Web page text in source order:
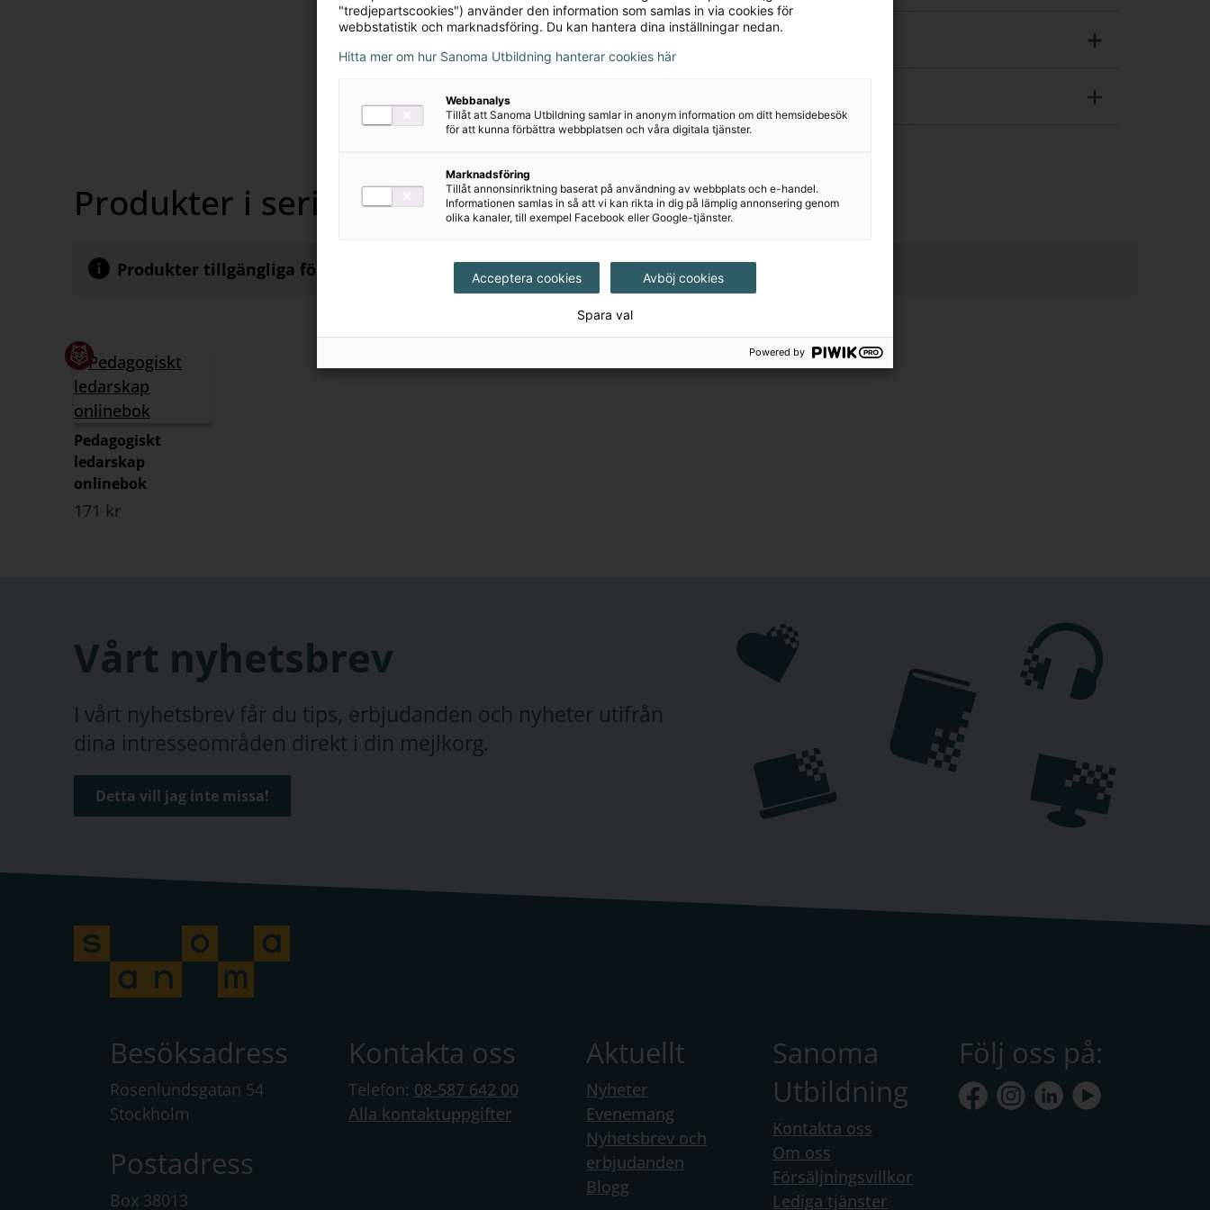
innehåll
Ljudfiler
Visa
innehåll
Produkter i serien
Produkter tillgängliga för köp av privatpersoner
Pedagogiskt
ledarskap
onlinebok
171 kr
Vårt nyhetsbrev
I vårt nyhetsbrev får du tips, erbjudanden och nyheter utifrån
dina intresseområden direkt i din mejlkorg.
Detta vill jag inte missa!
Besöksadress
Rosenlundsgatan 54
Stockholm
Postadress
Box 38013
Kontakta oss
Telefon: 08-587 642 00
Alla kontaktuppgifter
Aktuellt
Nyheter
Evenemang
Nyhetsbrev och
erbjudanden
Blogg
Sanoma
Utbildning
Kontakta oss
Om oss
Försäljningsvillkor
Lediga tjänster
Följ oss på:
"tredjepartscookies") använder den information som samlas in via cookies för
webbstatistik och marknadsföring. Du kan hantera dina inställningar nedan.
Hitta mer om hur Sanoma Utbildning hanterar cookies här
Webbanalys
Tillåt att Sanoma Utbildning samlar in anonym information om ditt hemsidebesök
för att kunna förbättra webbplatsen och våra digitala tjänster.
Marknadsföring
Tillåt annonsinriktning baserat på användning av webbplats och e-handel.
Informationen samlas in så att vi kan rikta in dig på lämplig annonsering genom
olika kanaler, till exempel Facebook eller Google-tjänster.
Acceptera cookies Avböj cookies
Spara val
Powered by